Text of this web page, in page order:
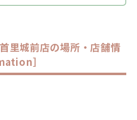
里城前店の場所・店舗情
］